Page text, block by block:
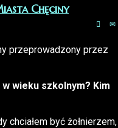
Chęciny
przeprowadzony przez
wieku szkolnym? Kim
chciałem być żołnierzem,